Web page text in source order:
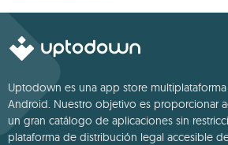
Uptodown es una app store
Android. Nuestro objetivo es proporcionar
un gran catálogo de aplicaciones sin
plataforma de distribución legal accesible